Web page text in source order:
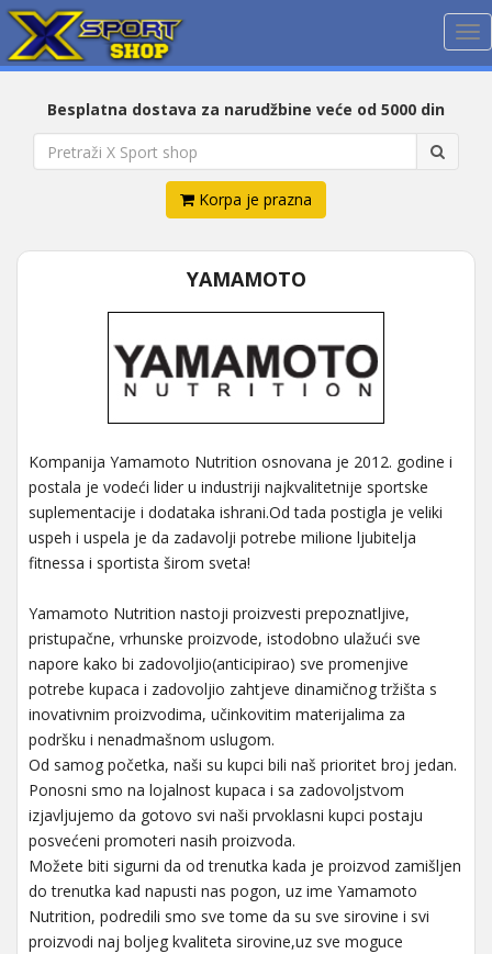
Besplatna dostava za narudžbine veće od 5000 din
Korpa je prazna
YAMAMOTO
Kompanija Yamamoto Nutrition osnovana je 2012. godine i
postala je vodeći lider u industriji najkvalitetnije sportske
suplementacije i dodataka ishrani.Od tada postigla je veliki
uspeh i uspela je da zadavolji potrebe milione ljubitelja
fitnessa i sportista širom sveta!
Yamamoto Nutrition nastoji proizvesti prepoznatljive,
pristupačne, vrhunske proizvode, istodobno ulažući sve
napore kako bi zadovoljio(anticipirao) sve promenjive
potrebe kupaca i zadovoljio zahtjeve dinamičnog tržišta s
inovativnim proizvodima, učinkovitim materijalima za
podršku i nenadmašnom uslugom.
Od samog početka, naši su kupci bili naš prioritet broj jedan.
Ponosni smo na lojalnost kupaca i sa zadovoljstvom
izjavljujemo da gotovo svi naši prvoklasni kupci postaju
posvećeni promoteri nasih proizvoda.
Možete biti sigurni da od trenutka kada je proizvod zamišljen
do trenutka kad napusti nas pogon, uz ime Yamamoto
Nutrition, podredili smo sve tome da su sve sirovine i svi
proizvodi naj boljeg kvaliteta sirovine,uz sve moguce